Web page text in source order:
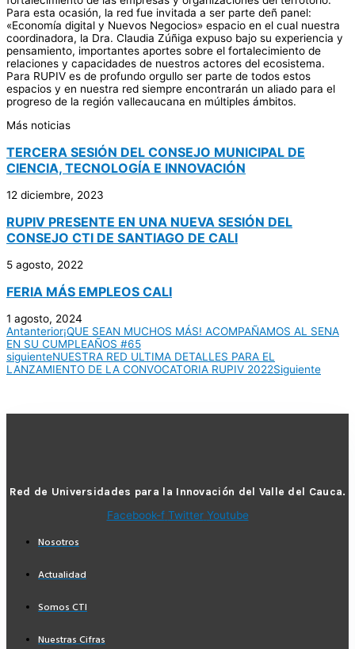
Para esta ocasión, la red fue invitada a ser parte deñ panel:
«Economía digital y Nuevos Negocios» espacio en el cual nuestra
coordinadora, la Dra. Claudia Zúñiga expuso bajo su experiencia y
pensamiento, importantes aportes sobre el fortalecimiento de
relaciones y capacidades de nuestros actores del ecosistema.
Para RUPIV es de profundo orgullo ser parte de todos estos
espacios y en nuestra red siempre encontrarán un aliado para el
progreso de la región vallecaucana en múltiples ámbitos.
Más noticias
TERCERA SESIÓN DEL CONSEJO MUNICIPAL DE
CIENCIA, TECNOLOGÍA E INNOVACIÓN
12 diciembre, 2023
RUPIV PRESENTE EN UNA NUEVA SESIÓN DEL
CONSEJO CTI DE SANTIAGO DE CALI
5 agosto, 2022
FERIA MÁS EMPLEOS CALI
1 agosto, 2024
Antanterior¡QUE SEAN MUCHOS MÁS! ACOMPAÑAMOS AL SENA
EN SU CUMPLEAÑOS #65
siguienteNUESTRA RED ULTIMA DETALLES PARA EL
LANZAMIENTO DE LA CONVOCATORIA RUPIV 2022Siguiente
Red de Universidades para la Innovación del Valle del Cauca.
Facebook-f Twitter Youtube
Nosotros
Actualidad
Somos CTI
Nuestras Cifras